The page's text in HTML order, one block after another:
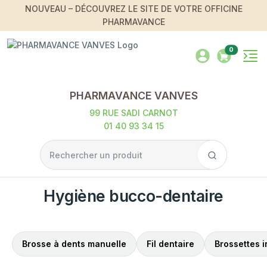
NOUVEAU – DÉCOUVREZ LE SITE DE VOTRE OFFICINE
PHARMAVANCE
0
PHARMAVANCE VANVES
99 RUE SADI CARNOT
01 40 93 34 15
Hygiène bucco-dentaire
Brosse à dents manuelle Fil dentaire Brossettes